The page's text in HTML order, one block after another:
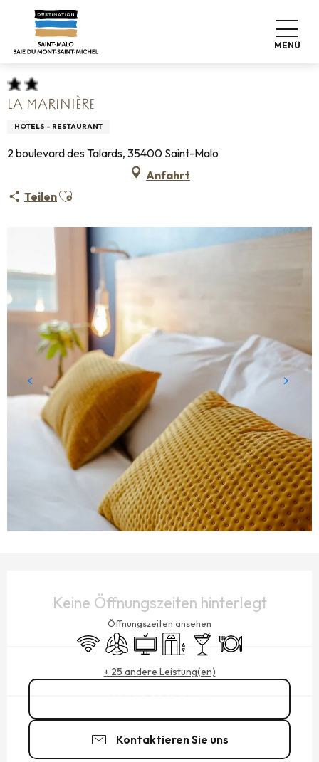
contenu
MENÜ
Startseite
Hotels
La Marinière
LA MARINIÈRE
HOTELS - RESTAURANT
2 boulevard des Talards, 35400 Saint-Malo
Anfahrt
TeilenAjouter aux favoris
Keine Öffnungszeiten hinterlegt
Öffnungszeiten ansehen
Wi-Fi Klimaanlage
FernsehenAufzugBar / Getränkestand
Restaurant
+ 25 andere Leistung(en)
Kontaktieren Sie uns